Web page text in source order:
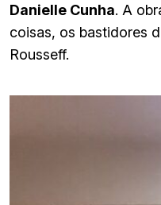
Danielle Cunha. A
coisas, os bastidores
Rousseff.